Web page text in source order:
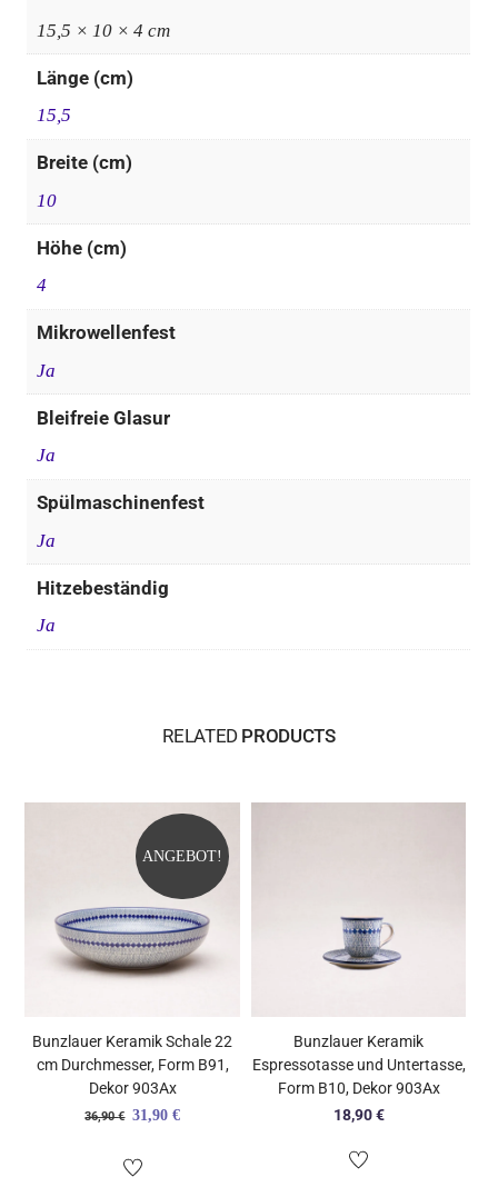
15,5 × 10 × 4 cm
Länge (cm)
15,5
Breite (cm)
10
Höhe (cm)
4
Mikrowellenfest
Ja
Bleifreie Glasur
Ja
Spülmaschinenfest
Ja
Hitzebeständig
Ja
RELATEDPRODUCTS
ANGEBOT!
Bunzlauer Keramik Schale 22
cm Durchmesser, Form B91,
Dekor 903Ax
36,90€ Ursprünglicher
war:
31,90 €Aktueller
Bunzlauer Keramik
Espressotasse und Untertasse,
Form B10, Dekor 903Ax
18,90€